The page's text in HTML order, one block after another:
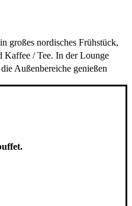
großes nordisches Frühstück,
Kaffee / Tee. In der Lounge
Außenbereiche genießen